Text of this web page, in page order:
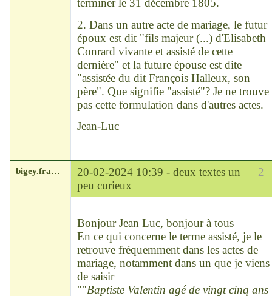
terminer le 31 décembre 1805.
2. Dans un autre acte de mariage, le futur
époux est dit "fils majeur (...) d'Elisabeth
Conrard vivante et assisté de cette
dernière" et la future épouse est dite
"assistée du dit François Halleux, son
père". Que signifie "assisté"? Je ne trouve
pas cette formulation dans d'autres actes.
Jean-Luc
2
bigey.francois 20-02-2024 10:39 - deux textes un
peu curieux
Bonjour Jean Luc, bonjour à tous
En ce qui concerne le terme assisté, je le
retrouve fréquemment dans les actes de
mariage, notamment dans un que je viens
de saisir
""Baptiste Valentin agé de vingt cinq ans